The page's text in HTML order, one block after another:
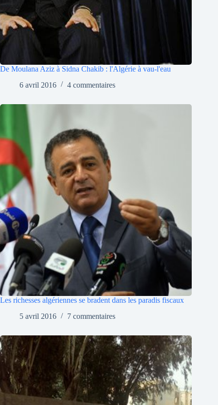
De Moulana Aziz à Sidna Chakib : l'Algérie à vau-l'eau
6 avril 2016
4 commentaires
Les richesses algériennes se bradent dans les paradis fiscaux
5 avril 2016
7 commentaires